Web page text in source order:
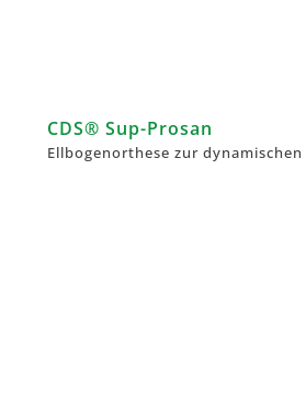
CDS® Sup-Prosan
Ellbogenorthese zur dynamischen